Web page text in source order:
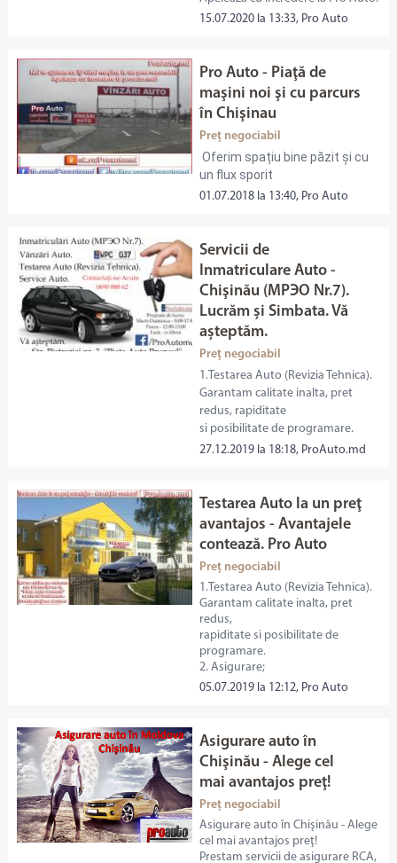
15.07.2020 la 13:33, Pro Auto
Pro Auto - Piaţă de
maşini noi şi cu parcurs
în Chişinau
Preț negociabil
Oferim spațiu bine păzit și cu
un flux sporit
01.07.2018 la 13:40, Pro Auto
Servicii de
Inmatriculare Auto -
Chişinău (МРЭО Nr.7).
Lucrăm și Simbata. Vă
așteptăm.
Preț negociabil
1.Testarea Auto (Revizia Tehnica).
Garantam calitate inalta, pret
redus, rapiditate
si posibilitate de programare.
27.12.2019 la 18:18, ProAuto.md
Testarea Auto la un preţ
avantajos - Avantajele
contează. Pro Auto
Preț negociabil
1.Testarea Auto (Revizia Tehnica).
Garantam calitate inalta, pret
redus,
rapiditate si posibilitate de
programare.
2. Asigurare;
05.07.2019 la 12:12, Pro Auto
Asigurare auto în
Chişinău - Alege cel
mai avantajos preţ!
Preț negociabil
Asigurare auto în Chişinău - Alege
cel mai avantajos preţ!
Prestam servicii de asigurare RCA,